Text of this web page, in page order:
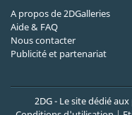
A propos de 2DGalleries
Aide & FAQ
Nous contacter
Publicité et partenariat
2DG - Le site dédié